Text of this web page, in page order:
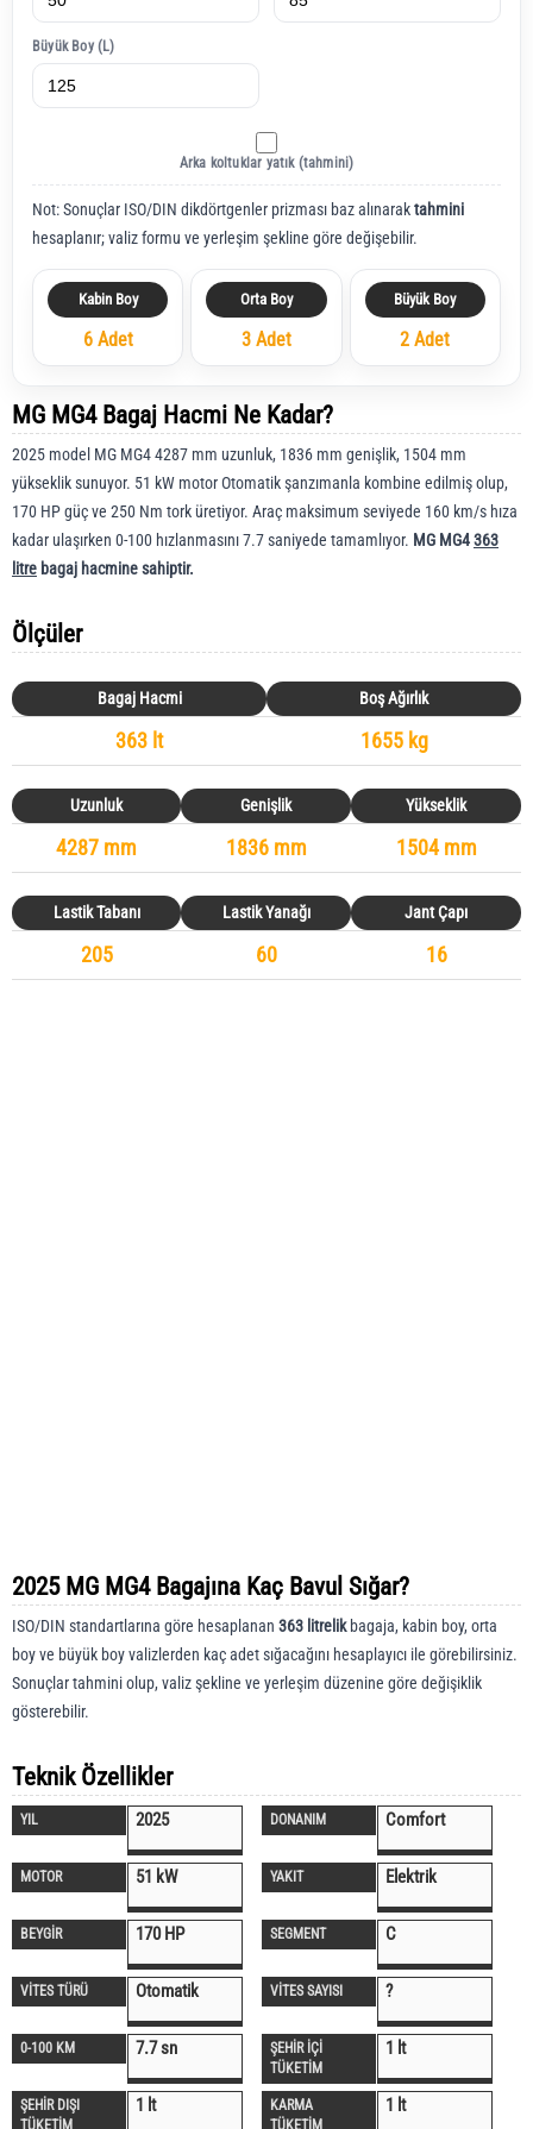
Büyük Boy (L)
Arka koltuklar yatık (tahmini)
Not: Sonuçlar ISO/DIN dikdörtgenler prizması baz alınaraktahmini
hesaplanır; valiz formu ve yerleşim şekline göre değişebilir.
Kabin Boy
6 Adet
Orta Boy
3 Adet
Büyük Boy
2 Adet
MG MG4 Bagaj Hacmi Ne Kadar?
2025 model MG MG4 4287 mm uzunluk, 1836 mm genişlik, 1504 mm
yükseklik sunuyor. 51 kW motor Otomatik şanzımanla kombine edilmiş olup,
170 HP güç ve 250 Nm tork üretiyor. Araç maksimum seviyede 160 km/s hıza
kadar ulaşırken 0-100 hızlanmasını 7.7 saniyede tamamlıyor. MG MG4363
litre bagaj hacmine sahiptir.
Ölçüler
Bagaj Hacmi Boş Ağırlık
363 lt 1655 kg
Uzunluk Genişlik Yükseklik
4287 mm 1836 mm 1504 mm
Lastik Tabanı Lastik Yanağı Jant Çapı
205 60 16
2025 MG MG4 Bagajına Kaç Bavul Sığar?
ISO/DIN standartlarına göre hesaplanan 363 litrelikbagaja, kabin boy, orta
boy ve büyük boy valizlerden kaç adet sığacağını hesaplayıcı ile görebilirsiniz.
Sonuçlar tahmini olup, valiz şekline ve yerleşim düzenine göre değişiklik
gösterebilir.
Teknik Özellikler
YIL 2025 DONANIM Comfort
MOTOR 51 kW YAKIT Elektrik
BEYGİR 170 HP SEGMENT C
VİTES TÜRÜ Otomatik VİTES SAYISI ?
0-100 KM 7.7 sn
ŞEHİR İÇİ
TÜKETİM
1 lt
ŞEHİR DIŞI
1 lt
KARMA
1 lt